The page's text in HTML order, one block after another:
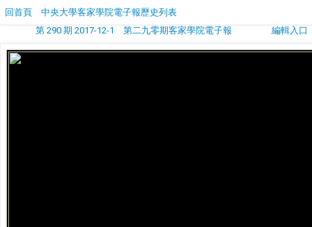
回首頁
中央大學客家學院電子報歷史列表
第 290 期 2017-12-1 第二九零期客家學院電子報
編輯入口